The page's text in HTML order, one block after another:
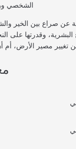
الشخصي
صراع بين الخير
وقدرتها على
مصير الأرض، أم أن